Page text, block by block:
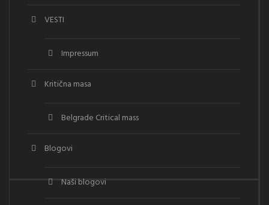
VESTI
Impressum
Kritična masa
Belgrade Critical mass
Blogovi
Naši blogovi